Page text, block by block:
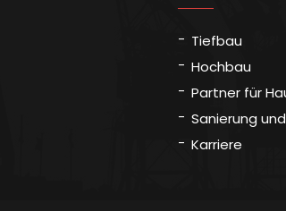
Tiefbau
Hochbau
Partner für
Sanierung
Karriere